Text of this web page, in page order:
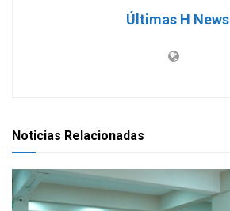
Últimas H News
Noticias Relacionadas